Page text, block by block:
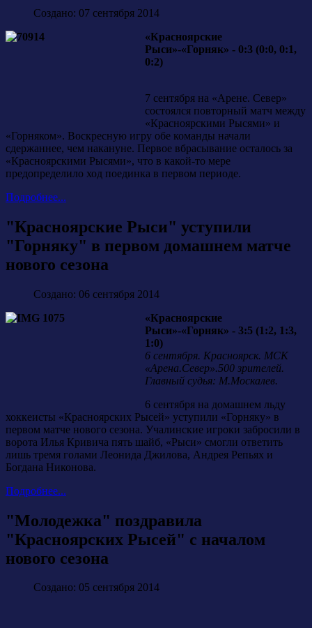
Создано: 07 сентября 2014
«Красноярские
Рыси»-«Горняк» - 0:3 (0:0, 0:1,
0:2)
7 сентября на «Арене. Север»
состоялся повторный матч между
«Красноярскими Рысями» и
«Горняком». Воскресную игру обе команды начали
сдержаннее, чем накануне. Первое вбрасывание осталось за
«Красноярскими Рысями», что в какой-то мере
предопределило ход поединка в первом периоде.
Подробнее...
"Красноярские Рыси" уступили
"Горняку" в первом домашнем матче
нового сезона
Создано: 06 сентября 2014
«Красноярские
Рыси»-«Горняк» - 3:5 (1:2, 1:3,
1:0)
6 сентября. Красноярск. МСК
«Арена.Север».500 зрителей.
Главный судья: М.Москалев.
6 сентября на домашнем льду
хоккеисты «Красноярских Рысей» уступили «Горняку» в
первом матче нового сезона. Учалинские игроки забросили в
ворота Илья Кривича пять шайб, «Рыси» смогли ответить
лишь тремя голами Леонида Джилова, Андрея Репьях и
Богдана Никонова.
Подробнее...
"Молодежка" поздравила
"Красноярских Рысей" с началом
нового сезона
Создано: 05 сентября 2014